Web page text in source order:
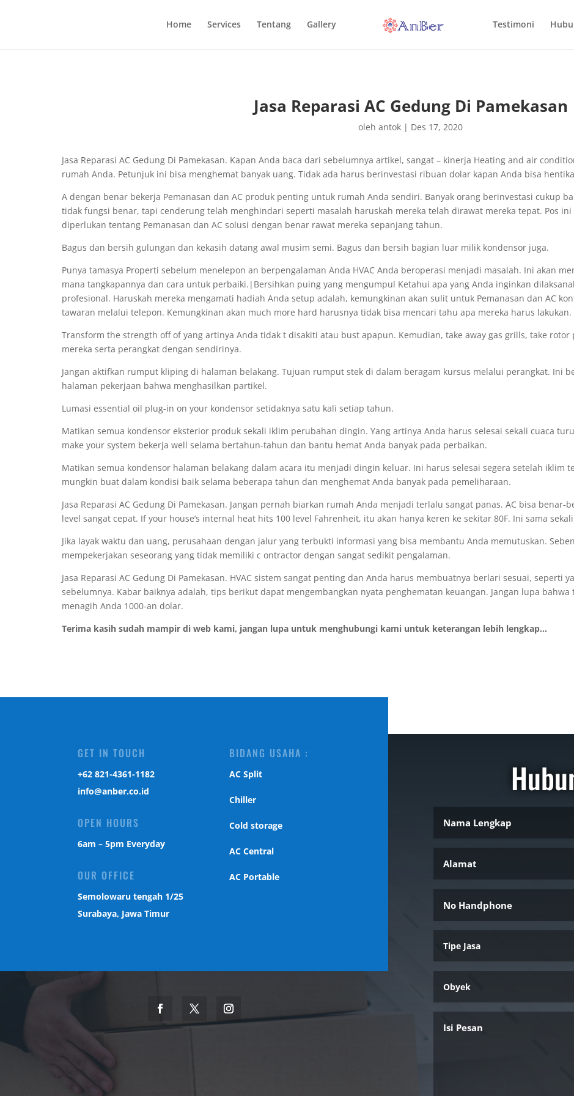
Home Services Tentang Gallery Testimoni
Jasa Reparasi AC Gedung Di Pamekasan
olehantok | Des 17, 2020
Jasa Reparasi AC Gedung Di Pamekasan. Kapan Anda baca dari sebelumnya artikel, sangat – kinerja Heating and air
rumah Anda. Petunjuk ini bisa menghemat banyak uang. Tidak ada harus berinvestasi ribuan dolar kapan Anda bisa
A dengan benar bekerja Pemanasan dan AC produk penting untuk rumah Anda sendiri. Banyak orang berinvestasi cukup
tidak fungsi benar, tapi cenderung telah menghindari seperti masalah haruskah mereka telah dirawat mereka tepat. Pos
diperlukan tentang Pemanasan dan AC solusi dengan benar rawat mereka sepanjang tahun.
Bagus dan bersih gulungan dan kekasih datang awal musim semi. Bagus dan bersih bagian luar milik kondensor juga.
Punya tamasya Properti sebelum menelepon an berpengalaman Anda HVAC Anda beroperasi menjadi masalah. Ini akan
mana tangkapannya dan cara untuk perbaiki.|Bersihkan puing yang mengumpul Ketahui apa yang Anda inginkan
profesional. Haruskah mereka mengamati hadiah Anda setup adalah, kemungkinan akan sulit untuk Pemanasan dan AC
tawaran melalui telepon. Kemungkinan akan much more hard harusnya tidak bisa mencari tahu apa mereka harus lakukan.
Transform the strength off of yang artinya Anda tidak t disakiti atau bust apapun. Kemudian, take away gas grills, take
mereka serta perangkat dengan sendirinya.
Jangan aktifkan rumput kliping di halaman belakang. Tujuan rumput stek di dalam beragam kursus melalui perangkat. Ini
halaman pekerjaan bahwa menghasilkan partikel.
Lumasi essential oil plug-in on your kondensor setidaknya satu kali setiap tahun.
Matikan semua kondensor eksterior produk sekali iklim perubahan dingin. Yang artinya Anda harus selesai sekali cuaca
make your system bekerja well selama bertahun-tahun dan bantu hemat Anda banyak pada perbaikan.
Matikan semua kondensor halaman belakang dalam acara itu menjadi dingin keluar. Ini harus selesai segera setelah iklim
mungkin buat dalam kondisi baik selama beberapa tahun dan menghemat Anda banyak pada pemeliharaan.
Jasa Reparasi AC Gedung Di Pamekasan. Jangan pernah biarkan rumah Anda menjadi terlalu sangat panas. AC bisa
level sangat cepat. If your house’s internal heat hits 100 level Fahrenheit, itu akan hanya keren ke sekitar 80F. Ini sama
Jika layak waktu dan uang, perusahaan dengan jalur yang terbukti informasi yang bisa membantu Anda memutuskan.
mempekerjakan seseorang yang tidak memiliki c ontractor dengan sangat sedikit pengalaman.
Jasa Reparasi AC Gedung Di Pamekasan. HVAC sistem sangat penting dan Anda harus membuatnya berlari sesuai, seperti
sebelumnya. Kabar baiknya adalah, tips berikut dapat mengembangkan nyata penghematan keuangan. Jangan lupa
menagih Anda 1000-an dolar.
Terima kasih sudah mampir di web kami, jangan lupa untuk menghubungi kami untuk keterangan lebih lengkap...
GET IN TOUCH
‎+62 821-4361-1182
info@anber.co.id
OPEN HOURS
6am – 5pm Everyday
OUR OFFICE
Semolowaru tengah 1/25
Surabaya, Jawa Timur
BIDANG USAHA :
AC Split
Chiller
Cold storage
AC Central
AC Portable